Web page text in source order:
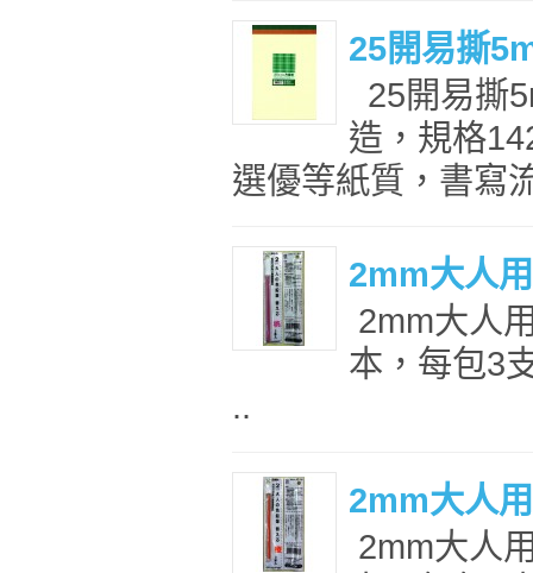
25開易撕
25開易撕
造，規格
選優等紙質，書寫
2mm大人
2mm大人
本，每包3
..
2mm大人
2mm大人